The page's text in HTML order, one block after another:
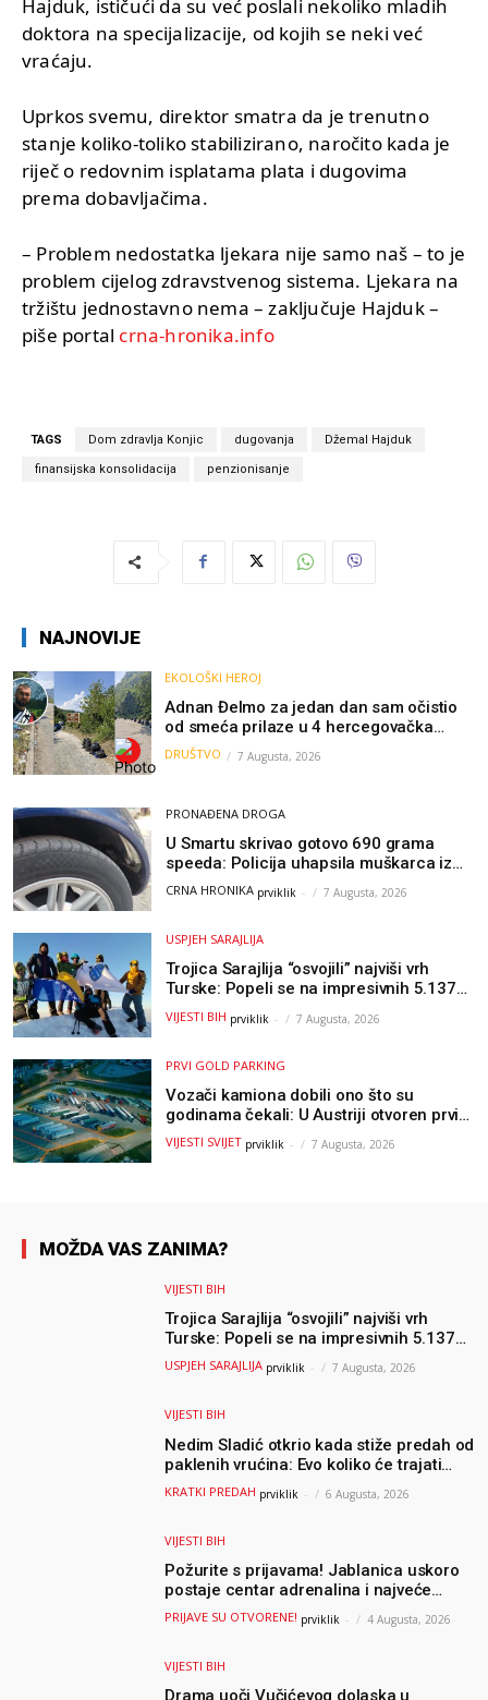
Hajduk, ističući da su već poslali nekoliko mladih
doktora na specijalizacije, od kojih se neki već
vraćaju.
Uprkos svemu, direktor smatra da je trenutno
stanje koliko-toliko stabilizirano, naročito kada je
riječ o redovnim isplatama plata i dugovima
prema dobavljačima.
– Problem nedostatka ljekara nije samo naš – to je
problem cijelog zdravstvenog sistema. Ljekara na
tržištu jednostavno nema – zaključuje Hajduk –
piše portal crna-hronika.info
TAGS Dom zdravlja Konjic dugovanja Džemal Hajduk
finansijska konsolidacija penzionisanje
NAJNOVIJE
EKOLOŠKI HEROJ
Adnan Đelmo za jedan dan sam očistio
od smeća prilaze u 4 hercegovačka
grada: “Danas nisam čistio samo smeće,
čistio sam sliku o nama”
DRUŠTVO 7 Augusta, 2026
PRONAĐENA DROGA
U Smartu skrivao gotovo 690 grama
speeda: Policija uhapsila muškarca iz
Hercegovine
CRNA HRONIKA prviklik - 7 Augusta, 2026
USPJEH SARAJLIJA
Trojica Sarajlija “osvojili” najviši vrh
Turske: Popeli se na impresivnih 5.137
metara
VIJESTI BIH prviklik - 7 Augusta, 2026
PRVI GOLD PARKING
Vozači kamiona dobili ono što su
godinama čekali: U Austriji otvoren prvi
GOLD sigurni parking
VIJESTI SVIJET prviklik - 7 Augusta, 2026
MOŽDA VAS ZANIMA?
VIJESTI BIH
Trojica Sarajlija “osvojili” najviši vrh
Turske: Popeli se na impresivnih 5.137
metara
USPJEH SARAJLIJA prviklik - 7 Augusta, 2026
VIJESTI BIH
Nedim Sladić otkrio kada stiže predah od
paklenih vrućina: Evo koliko će trajati
osvježenje u BiH
KRATKI PREDAH prviklik - 6 Augusta, 2026
VIJESTI BIH
Požurite s prijavama! Jablanica uskoro
postaje centar adrenalina i najveće
outdoor avanture ovog ljeta
PRIJAVE SU OTVORENE! prviklik - 4 Augusta, 2026
VIJESTI BIH
Drama uoči Vučićevog dolaska u